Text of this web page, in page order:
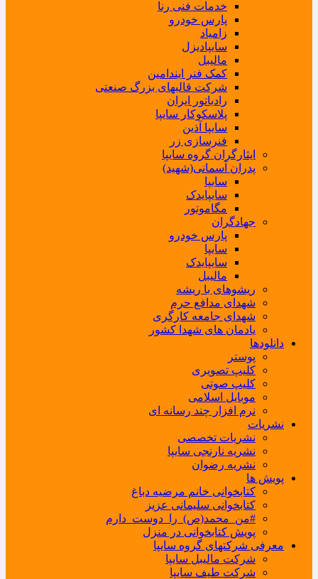
خدمات فنی رنا
پارس خودرو
زامیاد
سایپادیزل
مالیبل
کمک فنر ایندامین
شرکت قالبهای بزرگ صنعتی
رادیاتور ایران
پلاسکوکار سایپا
سایپا آذین
فنرسازی زر
ایثارگران گروه سایپا
پدران آسمانی(شهید)
سایپا
سایپایدک
مگاموتور
جهادگران
پارس خودرو
سایپا
سایپایدک
مالیبل
ریشوهای با ریشه
شهدای مدافع حرم
شهدای جامعه کارگری
یادمان های شهدا کشور
دانلودها
پوستر
کلیپ تصویری
کلیپ صوتی
موبایل اسلامی
نرم افزار چند رسانه ای
نشریات
نشریات تخصصی
نشریه نارنجی سایپا
نشریه رضوان
پویش ها
کتابخوانی خانم مرضیه دباغ
کتابخوانی سلیمانی عزیز
#من_محمد(ص)_را_دوست_دارم
پویش کتابخوانی در منزل
معرفی شرکتهای گروه سایپا
شرکت مالیبل سایپا
شرکت طیف سایپا